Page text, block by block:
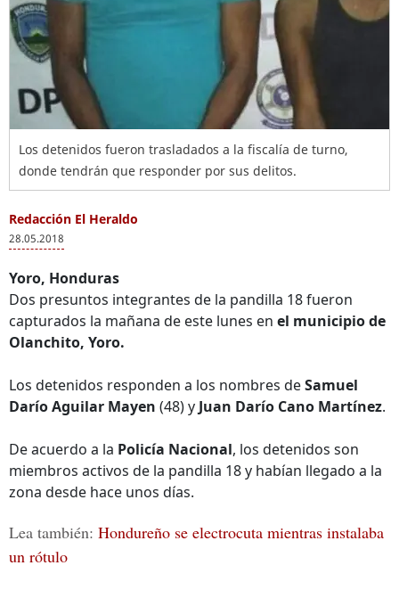
Los detenidos fueron trasladados a la fiscalía de turno,
donde tendrán que responder por sus delitos.
Redacción El Heraldo
28.05.2018
Yoro, Honduras
Dos presuntos integrantes de la pandilla 18 fueron
capturados la mañana de este lunes en el municipio de
Olanchito, Yoro.
Los detenidos responden a los nombres deSamuel
Darío Aguilar Mayen (48) y Juan Darío Cano Martínez.
De acuerdo a la Policía Nacional, los detenidos son
miembros activos de la pandilla 18 y habían llegado a la
zona desde hace unos días.
Lea también: Hondureño se electrocuta mientras instalaba
un rótulo